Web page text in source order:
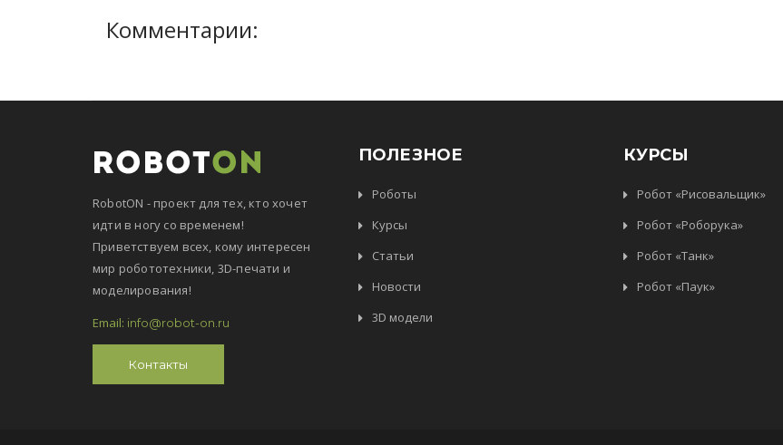
Комментарии:
RobotON - проект для тех, кто хочет
идти в ногу со временем!
Приветствуем всех, кому интересен
мир робототехники, 3D-печати и
моделирования!
Email: info@robot-on.ru
Контакты
ПОЛЕЗНОЕ
Роботы
Курсы
Статьи
Новости
3D модели
КУРСЫ
Робот «Рисовальщик»
Робот «Роборука»
Робот «Танк»
Робот «Паук»